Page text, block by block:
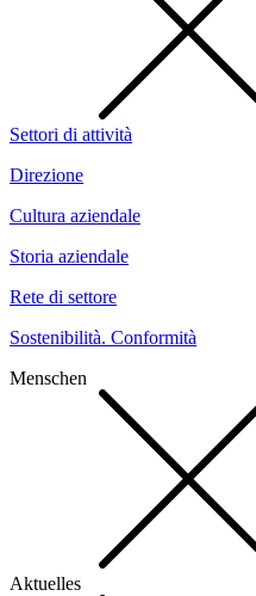
Settori di attività
Direzione
Cultura aziendale
Storia aziendale
Rete di settore
Sostenibilità. Conformità
Menschen
Aktuelles